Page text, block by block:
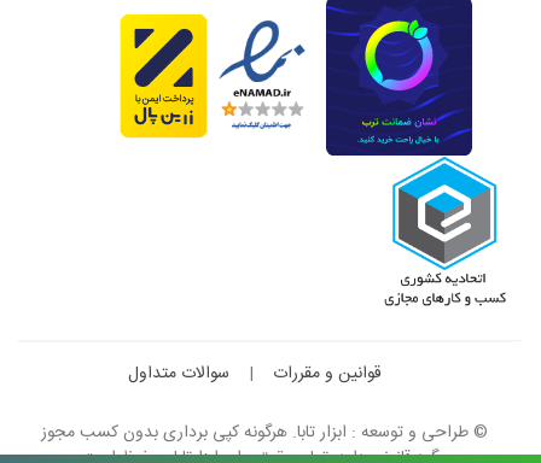
قوانین و مقررات | سوالات متداول
© طراحی و توسعه : ابزار تابا. هرگونه کپی برداری بدون کسب مجوز